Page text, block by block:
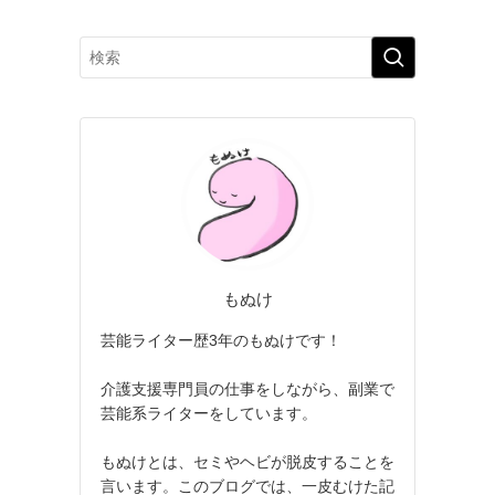
もぬけ
芸能ライター歴3年のもぬけです！
介護支援専門員の仕事をしながら、副業で
芸能系ライターをしています。
もぬけとは、セミやヘビが脱皮することを
言います。このブログでは、一皮むけた記